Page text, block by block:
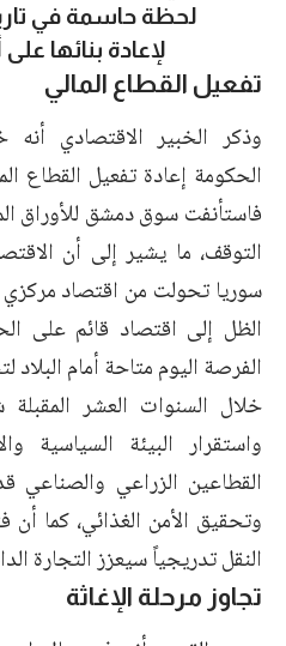
لحظة حاسمة في
لإعادة بنائها
تفعيل القطاع المالي
وذكر الخبير الاقتصادي
الحكومة إعادة تفعيل القطاع
التوقف، ما يشير إلى أن
سوريا تحولت من اقتصاد مركزي
الظل إلى اقتصاد قائم على
الفرصة اليوم متاحة أمام
خلال السنوات العشر
واستقرار البيئة السياسية
القطاعين الزراعي
وتحقيق الأمن الغذائي، كما
النقل تدريجياً سيعزز التجارة
تجاوز مرحلة الإغاثة